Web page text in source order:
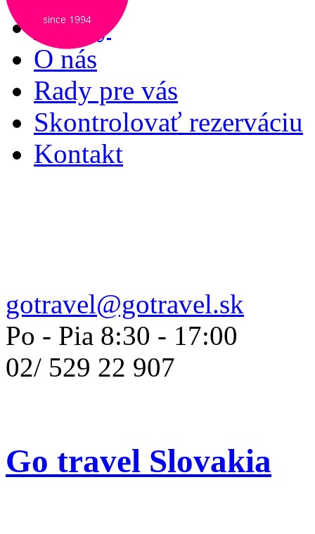
Služby
O nás
Rady pre vás
Skontrolovať rezerváciu
Kontakt
gotravel@gotravel.sk
Po - Pia 8:30 - 17:00
02/ 529 22 907
Go travel Slovakia